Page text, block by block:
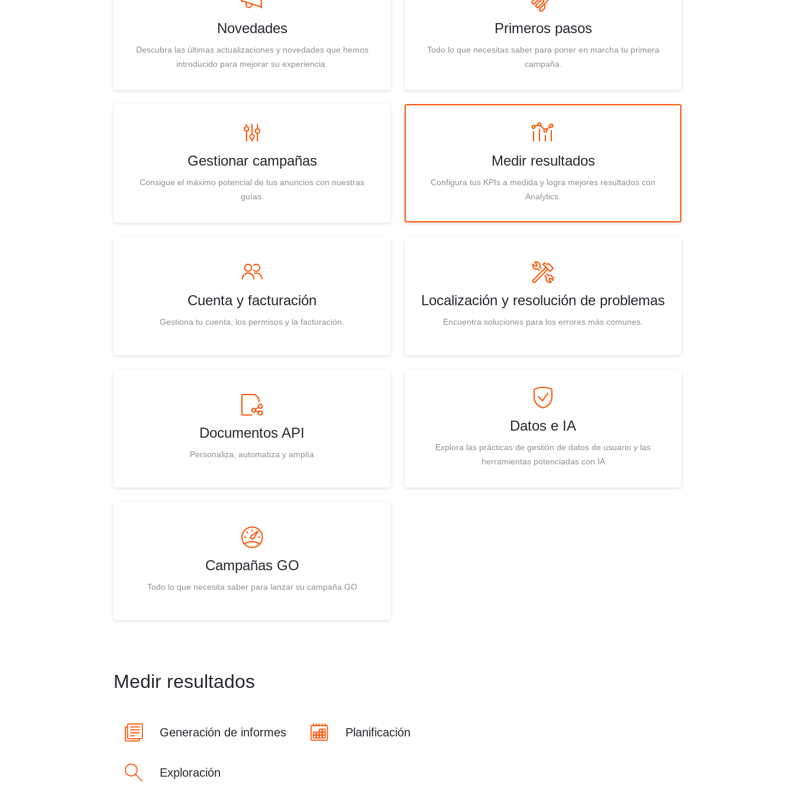
Novedades
Descubra las últimas actualizaciones y novedades que hemos
introducido para mejorar su experiencia.
Primeros pasos
Todo lo que necesitas saber para poner en marcha tu primera
campaña.
Gestionar campañas
Consigue el máximo potencial de tus anuncios con nuestras
guías.
Medir resultados
Configura tus KPIs a medida y logra mejores resultados con
Analytics.
Cuenta y facturación
Gestiona tu cuenta, los permisos y la facturación.
Localización y resolución de problemas
Encuentra soluciones para los errores más comunes.
Documentos API
Personaliza, automatiza y amplía
Datos e IA
Explora las prácticas de gestión de datos de usuario y las
herramientas potenciadas con IA
Campañas GO
Todo lo que necesita saber para lanzar su campaña GO
Medir resultados
Generación de informes Planificación
Exploración